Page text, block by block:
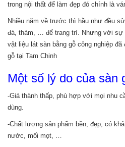
trong nội thất để làm đẹp đó chính là
Nhiều năm về trước thì hầu như đều
đá, thảm, … để trang trí. Nhưng với sự
vật liệu lát sàn bằng gỗ công nghiệp
gỗ tại Tam Chinh
Một số lý do của sàn
-Giá thành thấp, phù hợp với mọi nhu
dùng.
-Chất lượng sản phẩm bền, đẹp, có
nước, mối mọt, …